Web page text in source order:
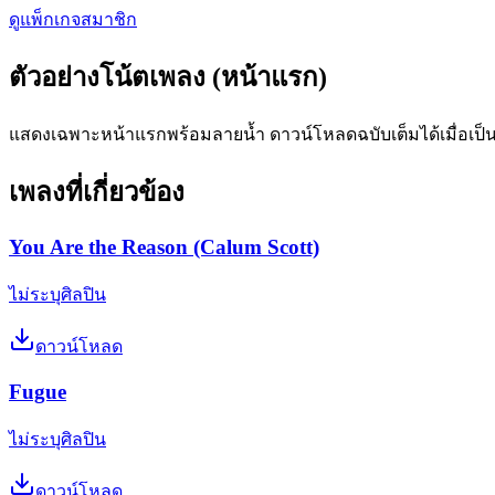
ดูแพ็กเกจสมาชิก
ตัวอย่างโน้ตเพลง (หน้าแรก)
แสดงเฉพาะหน้าแรกพร้อมลายน้ำ ดาวน์โหลดฉบับเต็มได้เมื่อเป็
เพลงที่เกี่ยวข้อง
You Are the Reason (Calum Scott)
ไม่ระบุศิลปิน
ดาวน์โหลด
Fugue
ไม่ระบุศิลปิน
ดาวน์โหลด